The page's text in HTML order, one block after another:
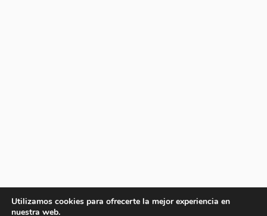
Utilizamos cookies para ofrecerte la mejor experiencia en
nuestra web.